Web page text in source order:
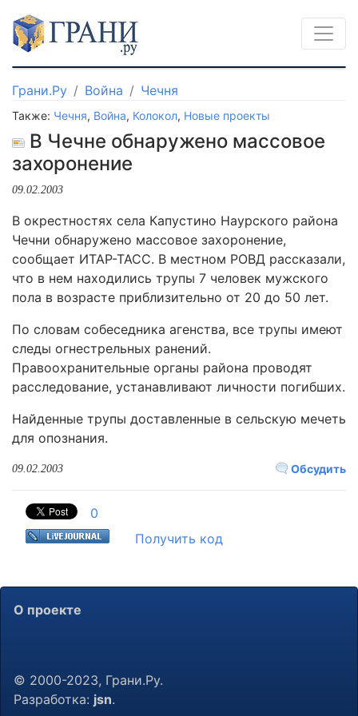
Грани.Ру Война Чечня
Также: Чечня, Война, Колокол, Новые проекты
В Чечне обнаружено массовое
захоронение
09.02.2003
В окрестностях села Капустино Наурского района
Чечни обнаружено массовое захоронение,
сообщает ИТАР-ТАСС. В местном РОВД рассказали,
что в нем находились трупы 7 человек мужского
пола в возрасте приблизительно от 20 до 50 лет.
По словам собеседника агенства, все трупы имеют
следы огнестрельных ранений.
Правоохранительные органы района проводят
расследование, устанавливают личности погибших.
Hайденные трупы доставленные в сельскую мечеть
для опознания.
Обсудить
09.02.2003
0
Получить код
О проекте
© 2000-2023, Грани.Ру.
Разработка: jsn.